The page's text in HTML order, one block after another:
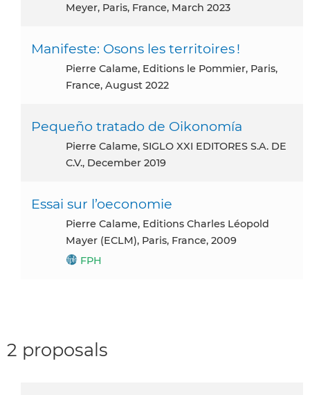
Meyer, Paris, France, March 2023
Manifeste: Osons les territoires !
Pierre Calame, Editions le Pommier, Paris,
France, August 2022
Pequeño tratado de Oikonomía
Pierre Calame, SIGLO XXI EDITORES S.A. DE
C.V., December 2019
Essai sur l’oeconomie
Pierre Calame, Editions Charles Léopold
Mayer (ECLM), Paris, France, 2009
FPH
2 proposals